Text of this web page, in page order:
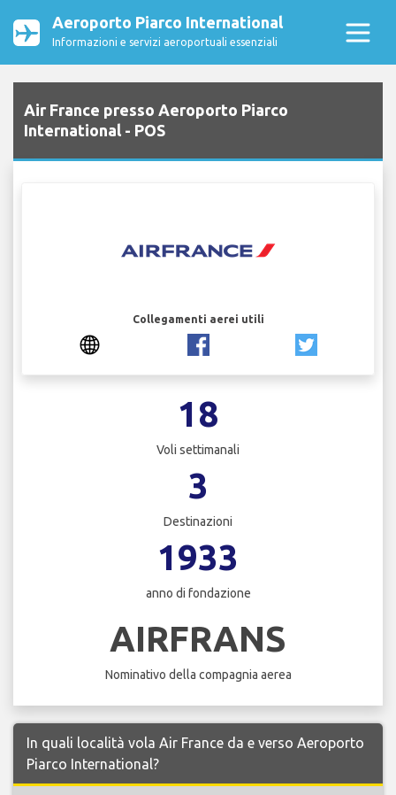
Aeroporto Piarco International
Informazioni e servizi aeroportuali essenziali
Air France presso Aeroporto Piarco
International - POS
Collegamenti aerei utili
18
Voli settimanali
3
Destinazioni
1933
anno di fondazione
AIRFRANS
Nominativo della compagnia aerea
In quali località vola Air France da e verso Aeroporto
Piarco International?